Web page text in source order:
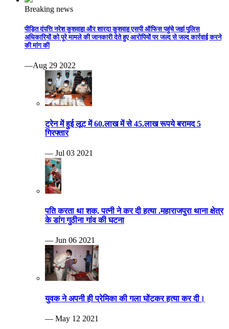
Breaking news
पीड़ित दंपत्ति नरेश कुशवाहा और शारदा कुशवाह एसपी ऑफिस पहुंचे जहां पुलिस
अधिकारियों को पूरे मामले की जानकारी देते हुए आरोपियों पर जल्द से जल्द कार्रवाई करने
की मांग की
—Aug 29 2022
ट्रेन में हुई लूट में 60.लाख में से 45.लाख रूपये बरामद 5
गिरफ्तार
— Jul 03 2021
पति करता था शक, पत्नी ने कर दी हत्या .महाराजपुरा थाना क्षेत्र
के डांग गुठीना गांव की घटना
— Jun 06 2021
युवक ने अपनी ही प्रेमिका की गला घोंटकर हत्या कर दी।
— May 12 2021